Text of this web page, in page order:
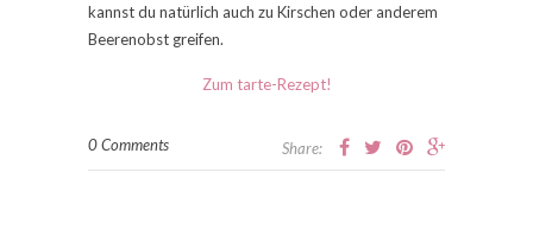
kannst du natürlich auch zu Kirschen oder anderem
Beerenobst greifen.
Zum tarte-Rezept!
0 Comments Share: